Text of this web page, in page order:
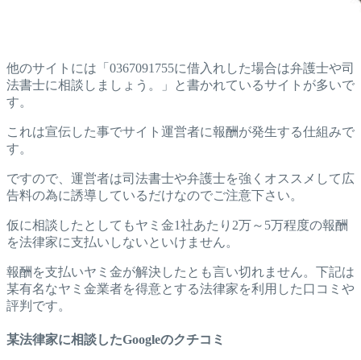
他のサイトには「0367091755に借入れした場合は弁護士や司
法書士に相談しましょう。」と書かれているサイトが多いで
す。
これは宣伝した事でサイト運営者に報酬が発生する仕組みで
す。
ですので、運営者は司法書士や弁護士を強くオススメして広
告料の為に誘導しているだけなのでご注意下さい。
仮に相談したとしてもヤミ金1社あたり2万～5万程度の報酬
を法律家に支払いしないといけません。
報酬を支払いヤミ金が解決したとも言い切れません。下記は
某有名なヤミ金業者を得意とする法律家を利用した口コミや
評判です。
某法律家に相談したGoogleのクチコミ